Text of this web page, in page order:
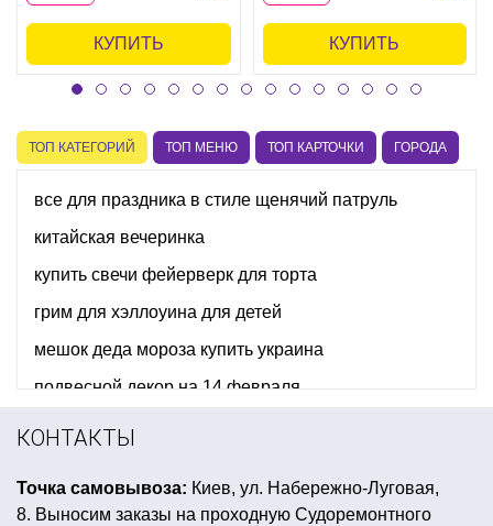
КУПИТЬ КУПИТЬ
ТОП КАТЕГОРИЙ ТОП МЕНЮ ТОП КАРТОЧКИ ГОРОДА
все для праздника в стиле щенячий патруль
китайская вечеринка
купить свечи фейерверк для торта
грим для хэллоуина для детей
мешок деда мороза купить украина
подвесной декор на 14 февраля
пин ап вечеринка атрибуты
КОНТАКТЫ
Точка самовывоза: Киев, ул. Набережно-Луговая,
8. Выносим заказы на проходную Судоремонтного